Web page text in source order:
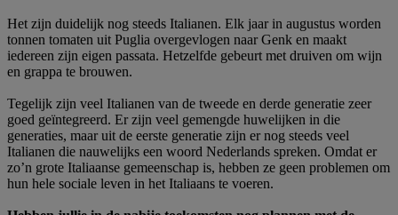
Het zijn duidelijk nog steeds Italianen. Elk jaar in augustus worden
tonnen tomaten uit Puglia overgevlogen naar Genk en maakt
iedereen zijn eigen passata. Hetzelfde gebeurt met druiven om wijn
en grappa te brouwen.
Tegelijk zijn veel Italianen van de tweede en derde generatie zeer
goed geïntegreerd. Er zijn veel gemengde huwelijken in die
generaties, maar uit de eerste generatie zijn er nog steeds veel
Italianen die nauwelijks een woord Nederlands spreken. Omdat er
zo’n grote Italiaanse gemeenschap is, hebben ze geen problemen om
hun hele sociale leven in het Italiaans te voeren.